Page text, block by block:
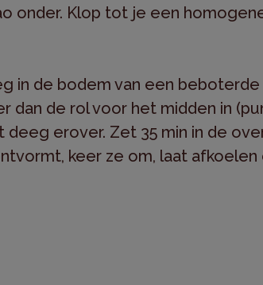
onder. Klop tot je een
in de bodem van een beboterde
dan de rol voor het midden in
deeg erover. Zet 35 min in de
keer ze om, laat afkoelen